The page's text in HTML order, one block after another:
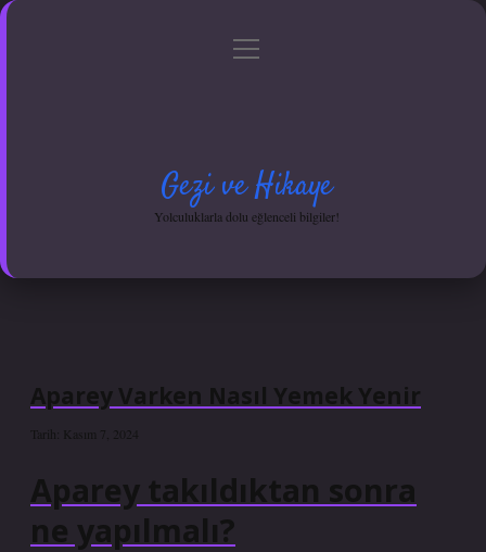
Gizlilik Politikası
menüyü
Gezi ve Hikaye
Yolculuklarla dolu eğlenceli bilgiler!
Aparey Varken Nasıl Yemek Yenir
Tarih: Kasım 7, 2024
Aparey takıldıktan sonra
ne yapılmalı?